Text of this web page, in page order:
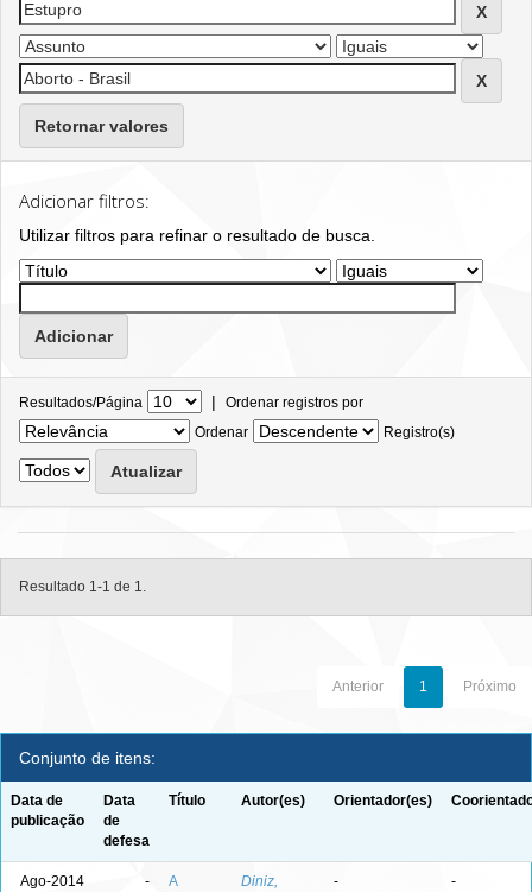
Retornar valores
Adicionar filtros:
Utilizar filtros para refinar o resultado de busca.
Resultados/Página | Ordenar registros por
Ordenar
Registro(s)
Resultado 1-1 de 1.
Anterior 1 Próximo
Conjunto de itens:
Data de
publicação
Data
de
defesa
Título Autor(es) Orientador(es)
Ago-2014 -
A
Diniz,
- -